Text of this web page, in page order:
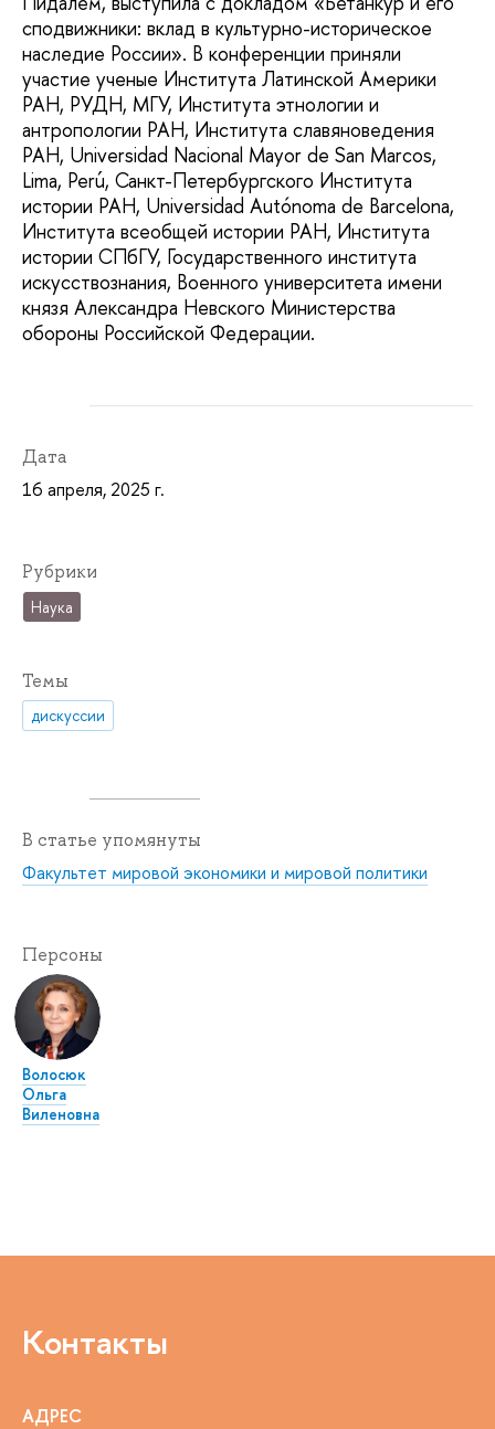
сподвижники: вклад в культурно-историческое
наследие России». В конференции приняли
участие ученые Института Латинской Америки
РАН, РУДН, МГУ, Института этнологии и
антропологии РАН, Института славяноведения
РАН, Universidad Nacional Mayor de San Marcos,
Lima, Perú, Санкт-Петербургского Института
истории РАН, Universidad Autónoma de Barcelona,
Института всеобщей истории РАН, Института
истории СПбГУ, Государственного института
искусствознания, Военного университета имени
князя Александра Невского Министерства
обороны Российской Федерации.
Дата
16 апреля, 2025 г.
Рубрики
Наука
Темы
дискуссии
В статье упомянуты
Факультет мировой экономики и мировой политики
Персоны
Волосюк
Ольга
Виленовна
Контакты
АДРЕС